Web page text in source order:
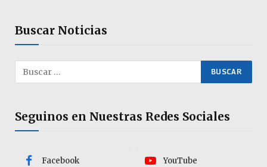
Buscar Noticias
Seguinos en Nuestras Redes Sociales
Facebook YouTube